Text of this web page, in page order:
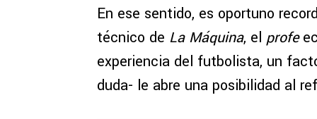
En ese sentido, es oportuno
técnico de La Máquina, el profe
experiencia del futbolista, un
duda- le abre una posibilidad al